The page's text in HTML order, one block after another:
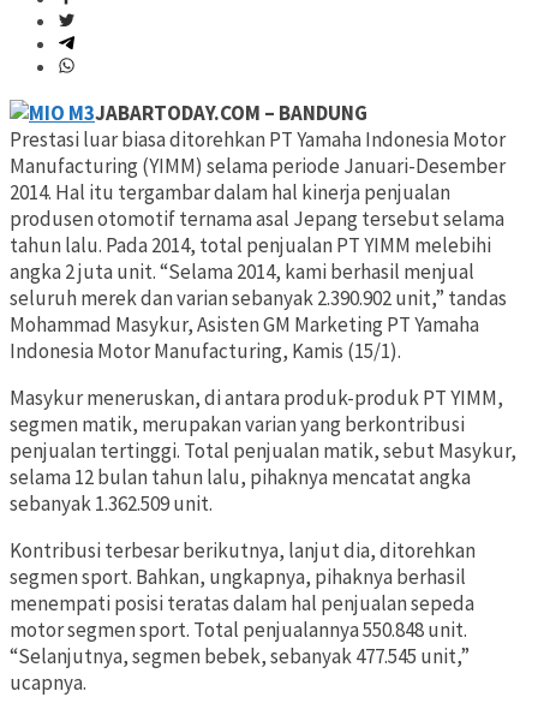
JABARTODAY.COM – BANDUNG
Prestasi luar biasa ditorehkan PT Yamaha Indonesia Motor
Manufacturing (YIMM) selama periode Januari-Desember
2014. Hal itu tergambar dalam hal kinerja penjualan
produsen otomotif ternama asal Jepang tersebut selama
tahun lalu. Pada 2014, total penjualan PT YIMM melebihi
angka 2 juta unit. “Selama 2014, kami berhasil menjual
seluruh merek dan varian sebanyak 2.390.902 unit,” tandas
Mohammad Masykur, Asisten GM Marketing PT Yamaha
Indonesia Motor Manufacturing, Kamis (15/1).
Masykur meneruskan, di antara produk-produk PT YIMM,
segmen matik, merupakan varian yang berkontribusi
penjualan tertinggi. Total penjualan matik, sebut Masykur,
selama 12 bulan tahun lalu, pihaknya mencatat angka
sebanyak 1.362.509 unit.
Kontribusi terbesar berikutnya, lanjut dia, ditorehkan
segmen sport. Bahkan, ungkapnya, pihaknya berhasil
menempati posisi teratas dalam hal penjualan sepeda
motor segmen sport. Total penjualannya 550.848 unit.
“Selanjutnya, segmen bebek, sebanyak 477.545 unit,”
ucapnya.